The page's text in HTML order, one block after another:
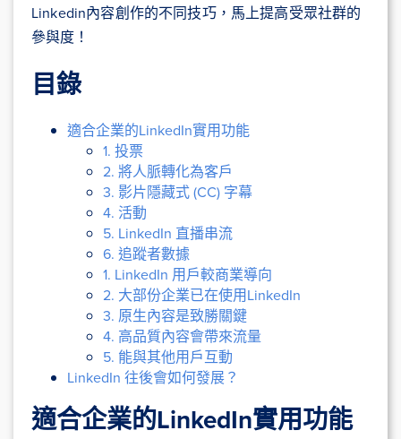
Linkedin內容創作的不同技巧，馬上提高受眾社群的
參與度！
目錄
適合企業的LinkedIn實用功能
1. 投票
2. 將人脈轉化為客戶
3. 影片隱藏式 (CC) 字幕
4. 活動
5. LinkedIn 直播串流
6. 追蹤者數據
1. LinkedIn 用戶較商業導向
2. 大部份企業已在使用LinkedIn
3. 原生內容是致勝關鍵
4. 高品質內容會帶來流量
5. 能與其他用戶互動
LinkedIn 往後會如何發展？
適合企業的LinkedIn實用功能